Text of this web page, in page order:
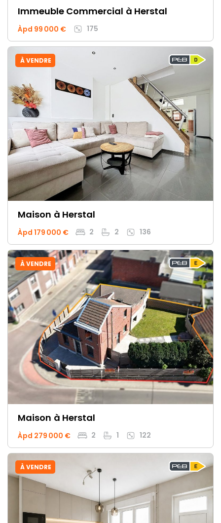
Immeuble Commercial à Herstal
Àpd 99 000 € 175
À VENDRE
Maison à Herstal
Àpd 179 000 € 2 2 136
À VENDRE
Maison à Herstal
Àpd 279 000 € 2 1 122
À VENDRE